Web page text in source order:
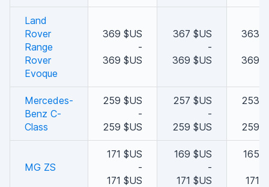
Land
Rover
Range
Rover
Evoque
369 $US
-
369 $US
367 $US
-
369 $US
363
369
Mercedes-
Benz C-
Class
259 $US
-
259 $US
257 $US
-
259 $US
253
259
MG ZS
171 $US
-
171 $US
169 $US
-
171 $US
165
171